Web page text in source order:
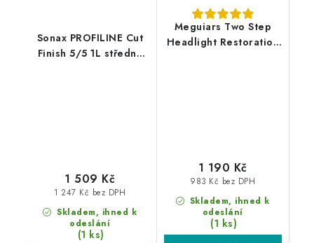
Sonax PROFILINE Cut
Finish 5/5 1L středně
Skladem, ihned k
odeslání
(1 ks)
1 247 Kč bez DPH
1 509 Kč
Meguiars Two Step
Headlight Restoration
Skladem, ihned k
odeslání
(1 ks)
983 Kč bez DPH
1 190 Kč